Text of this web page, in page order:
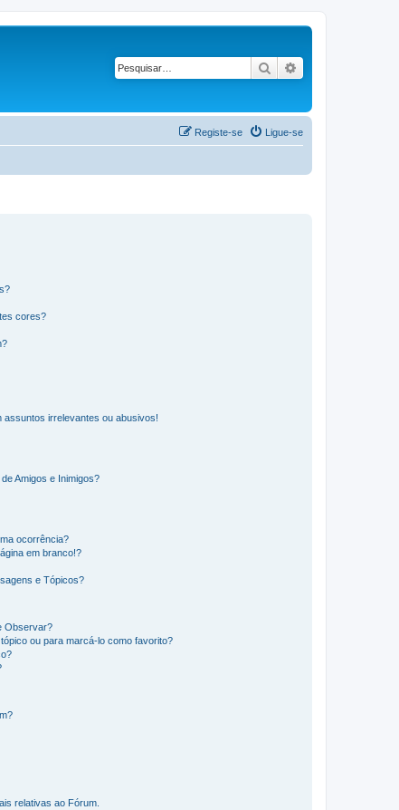
Pesquisar
Ligue-se
Registe-se
cores?
assuntos irrelevantes ou abusivos!
Amigos e Inimigos?
ocorrência?
em branco!?
e Tópicos?
Observar?
ou para marcá-lo como favorito?
relativas ao Fórum.